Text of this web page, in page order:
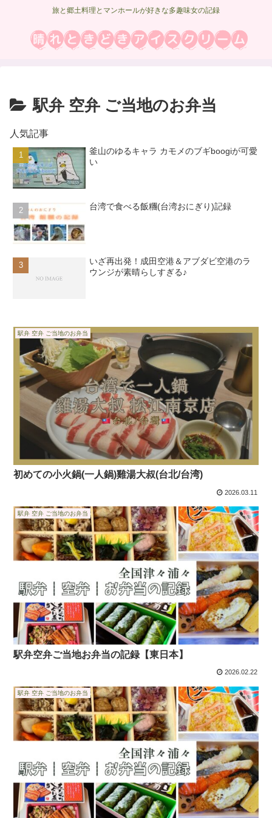
旅と郷土料理とマンホールが好きな多趣味女の記録
駅弁 空弁 ご当地のお弁当
人気記事
釜山のゆるキャラ カモメのブギboogiが可愛
い
台湾で食べる飯糰(台湾おにぎり)記録
いざ再出発！成田空港＆アブダビ空港のラ
ウンジが素晴らしすぎる♪
駅弁 空弁 ご当地のお弁当
初めての小火鍋(一人鍋)雞湯大叔(台北/台湾)
2026.03.11
駅弁 空弁 ご当地のお弁当
駅弁空弁ご当地お弁当の記録【東日本】
2026.02.22
駅弁 空弁 ご当地のお弁当